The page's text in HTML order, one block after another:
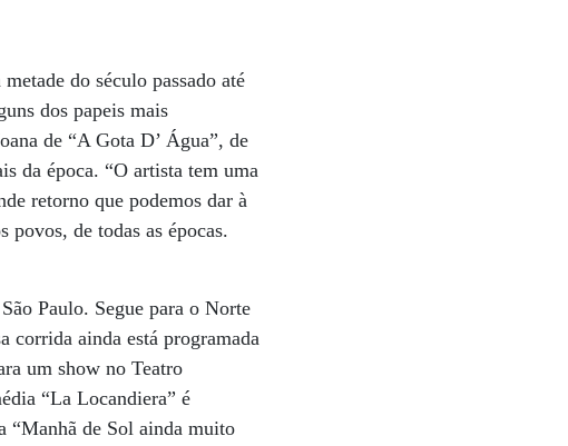
do século passado até
dos papeis mais
de “A Gota D’ Água”, de
da época. “O artista tem uma
retorno que podemos dar à
de todas as épocas.
Paulo. Segue para o Norte
corrida ainda está programada
um show no Teatro
“La Locandiera” é
“Manhã de Sol ainda muito